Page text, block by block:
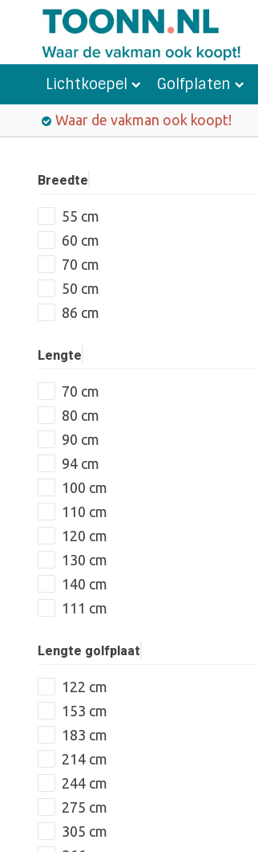
Lichtkoepel Golfplaten
Waar de vakman ook koopt!
Breedte
55 cm
60 cm
70 cm
50 cm
86 cm
Lengte
70 cm
80 cm
90 cm
94 cm
100 cm
110 cm
120 cm
130 cm
140 cm
111 cm
Lengte golfplaat
122 cm
153 cm
183 cm
214 cm
244 cm
275 cm
305 cm